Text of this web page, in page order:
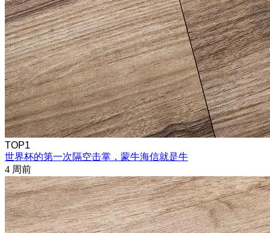
TOP1
世界杯的第一次隔空击掌，蒙牛海信就是牛
4 周前